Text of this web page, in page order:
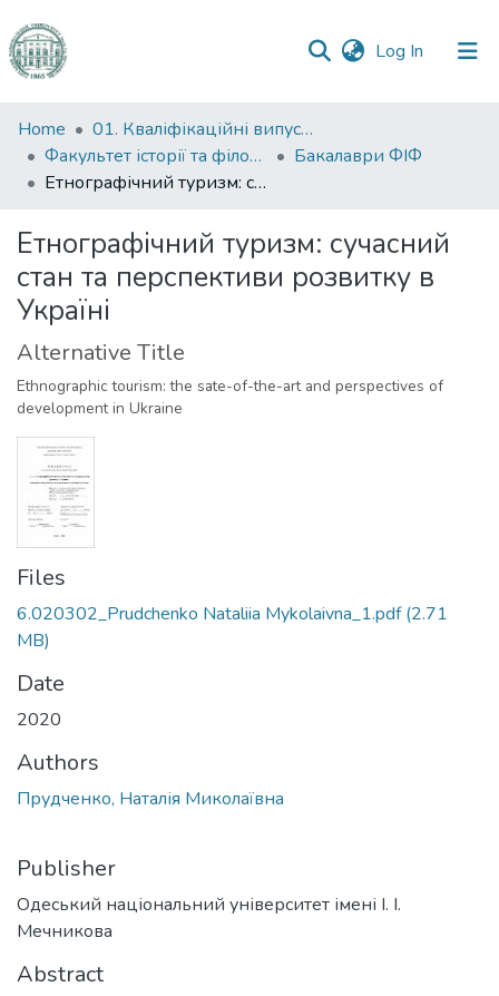
Log In (current)
Communities
&
Collections
Statistics
Home
01. Кваліфікаційні випускні роботи здобувачів вищої освіти
Факультет історії та філософії
Бакалаври ФІФ
Етнографічний туризм: сучасний стан та перспективи розвитку в Україні
Етнографічний туризм: сучасний
стан та перспективи розвитку в
Україні
Alternative Title
Ethnographic tourism: the sate-of-the-art and perspectives of
development in Ukraine
Files
6.020302_Prudchenko Nataliia Mykolaivna_1.pdf(2.71
MB)
Date
2020
Authors
Прудченко, Наталія Миколаївна
Publisher
Одеський національний університет імені І. І.
Мечникова
Abstract